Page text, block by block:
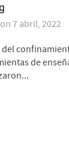
on 7 abril, 2022
del
de